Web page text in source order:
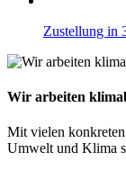
Zustellung in
Wir arbeiten
Mit vielen
Umwelt und Klima